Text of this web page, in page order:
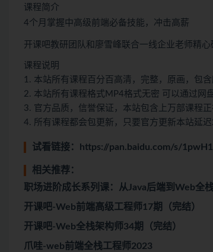
课程简介
4个月掌握中高级前端必备技能，冲击高薪
开课吧教研团队和廖雪峰联合一线企业老师精
课程说明
1. 本站所有课程百分百高清，完整，原画，包
2. 本站所有课程格式MP4格式无密 可以通过网
3. 官方品质，信誉保证，本站包含上万部课程
4. 所有课程都会包更新，只要官方更新本站延迟
试看链接： https://pan.baidu.com/s/
相关推荐：
职场进阶成长系列课：从Java后端到Web全
开课吧-Web前端高级工程师17期（完结）
开课吧-Web全栈架构师34期（完结）
爪哇-web前端全栈工程师2023